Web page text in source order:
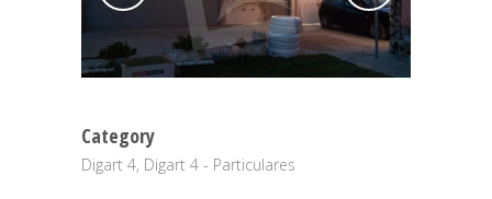
Category
Digart 4, Digart 4 - Particulares